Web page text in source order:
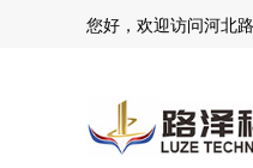
您好，欢迎访问河北